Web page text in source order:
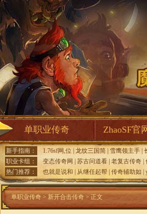
单职业传奇 ZhaoSF官
新手指南： 1.76sf网,位 龙纹三国简 雪鹰领主手
职业卡组：
变态传奇网 苏古问道看 老复古传奇
热门推荐：
也就是说和 从继任起帮 传奇辅助如
单职业传奇 > 新开合击传奇> 正文